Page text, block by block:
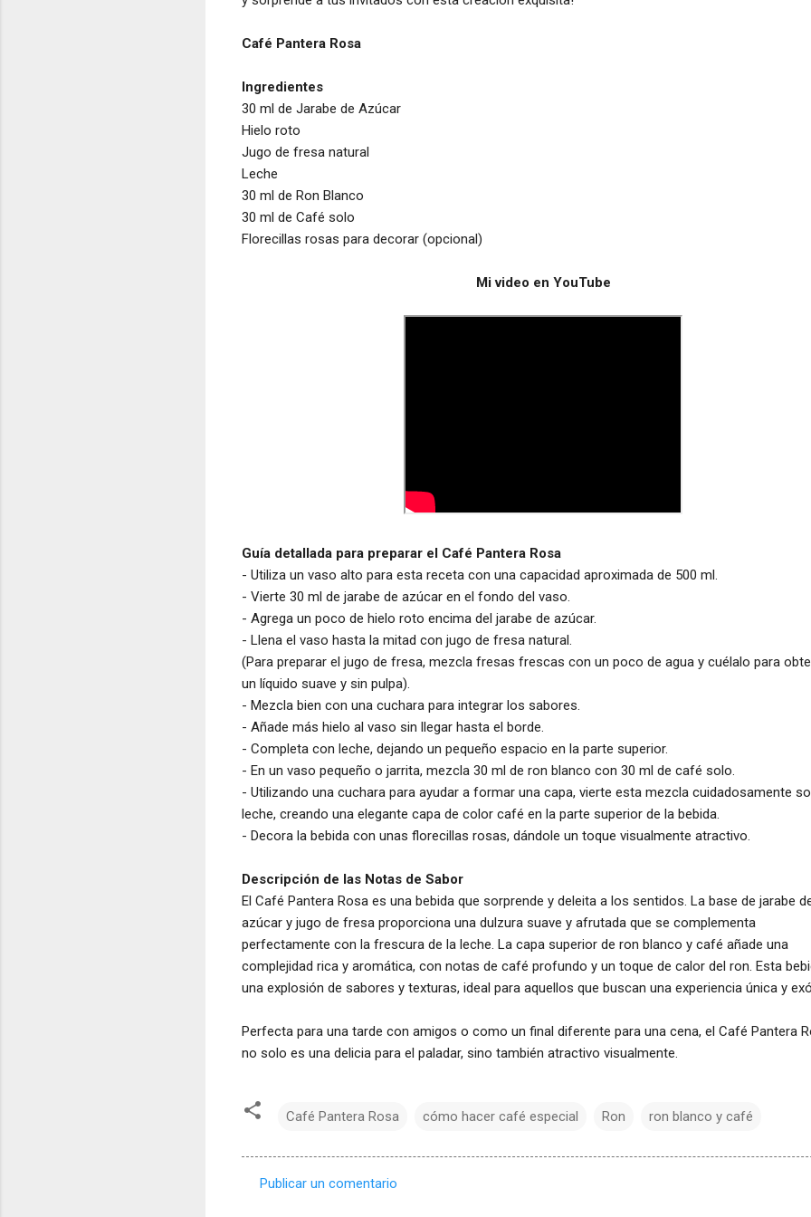
Café Pantera Rosa
Ingredientes
30 ml de Jarabe de Azúcar
Hielo roto
Jugo de fresa natural
Leche
30 ml de Ron Blanco
30 ml de Café solo
Florecillas rosas para decorar (opcional)
Mi video en YouTube
Guía detallada para preparar el Café Pantera Rosa
- Utiliza un vaso alto para esta receta con una capacidad aproximada de 500 ml.
- Vierte 30 ml de jarabe de azúcar en el fondo del vaso.
- Agrega un poco de hielo roto encima del jarabe de azúcar.
- Llena el vaso hasta la mitad con jugo de fresa natural.
(Para preparar el jugo de fresa, mezcla fresas frescas con un poco de agua y cuélalo para
un líquido suave y sin pulpa).
- Mezcla bien con una cuchara para integrar los sabores.
- Añade más hielo al vaso sin llegar hasta el borde.
- Completa con leche, dejando un pequeño espacio en la parte superior.
- En un vaso pequeño o jarrita, mezcla 30 ml de ron blanco con 30 ml de café solo.
- Utilizando una cuchara para ayudar a formar una capa, vierte esta mezcla cuidadosamente
leche, creando una elegante capa de color café en la parte superior de la bebida.
- Decora la bebida con unas florecillas rosas, dándole un toque visualmente atractivo.
Descripción de las Notas de Sabor
El Café Pantera Rosa es una bebida que sorprende y deleita a los sentidos. La base de jarabe
azúcar y jugo de fresa proporciona una dulzura suave y afrutada que se complementa
perfectamente con la frescura de la leche. La capa superior de ron blanco y café añade una
complejidad rica y aromática, con notas de café profundo y un toque de calor del ron. Esta
una explosión de sabores y texturas, ideal para aquellos que buscan una experiencia única y
Perfecta para una tarde con amigos o como un final diferente para una cena, el Café Pantera
no solo es una delicia para el paladar, sino también atractivo visualmente.
Café Pantera Rosa cómo hacer café especial Ron ron blanco y café
Publicar un comentario